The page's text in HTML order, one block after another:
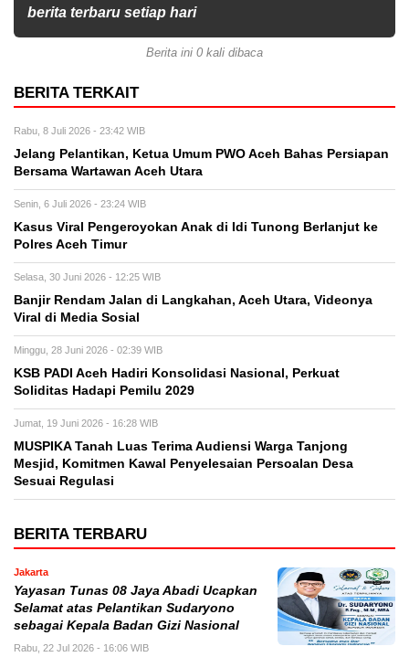
berita terbaru setiap hari
Berita ini 0 kali dibaca
BERITA TERKAIT
Rabu, 8 Juli 2026 - 23:42 WIB
Jelang Pelantikan, Ketua Umum PWO Aceh Bahas Persiapan
Bersama Wartawan Aceh Utara
Senin, 6 Juli 2026 - 23:24 WIB
Kasus Viral Pengeroyokan Anak di Idi Tunong Berlanjut ke
Polres Aceh Timur
Selasa, 30 Juni 2026 - 12:25 WIB
Banjir Rendam Jalan di Langkahan, Aceh Utara, Videonya
Viral di Media Sosial
Minggu, 28 Juni 2026 - 02:39 WIB
KSB PADI Aceh Hadiri Konsolidasi Nasional, Perkuat
Soliditas Hadapi Pemilu 2029
Jumat, 19 Juni 2026 - 16:28 WIB
MUSPIKA Tanah Luas Terima Audiensi Warga Tanjong
Mesjid, Komitmen Kawal Penyelesaian Persoalan Desa
Sesuai Regulasi
BERITA TERBARU
Jakarta
Yayasan Tunas 08 Jaya Abadi Ucapkan
Selamat atas Pelantikan Sudaryono
sebagai Kepala Badan Gizi Nasional
Rabu, 22 Jul 2026 - 16:06 WIB